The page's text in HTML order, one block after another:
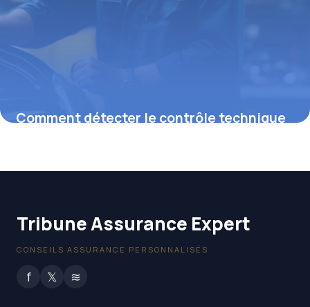
Comment détecter le contrôle technique
Tribune Assurance Expert
CONSEILS ASSURANCE PERSONNALISÉS
f 𝕏 ≋